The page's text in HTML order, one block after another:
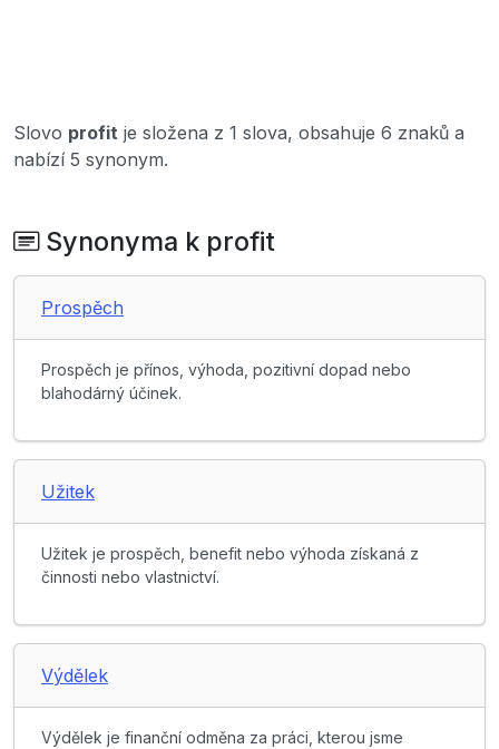
Slovo profit je složena z 1 slova, obsahuje 6 znaků a
nabízí 5 synonym.
Synonyma k profit
Prospěch
Prospěch je přínos, výhoda, pozitivní dopad nebo
blahodárný účinek.
Užitek
Užitek je prospěch, benefit nebo výhoda získaná z
činnosti nebo vlastnictví.
Výdělek
Výdělek je finanční odměna za práci, kterou jsme